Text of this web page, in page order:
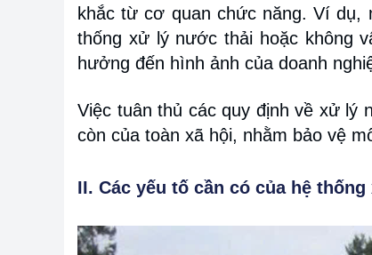
khắc từ cơ quan chức năng. Ví dụ,
thống xử lý nước thải hoặc không
hưởng đến hình ảnh của doanh
Việc tuân thủ các quy định về xử lý
còn của toàn xã hội, nhằm bảo vệ
II. Các yếu tố cần có của hệ